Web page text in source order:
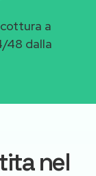
a
48 dalla
nel